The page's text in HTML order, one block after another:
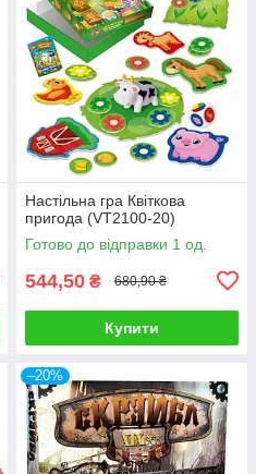
Настільна гра Квіткова
пригода (VT2100-20)
Готово до відправки 1 од.
544,50 ₴ 680,90 ₴
Купити
–20%